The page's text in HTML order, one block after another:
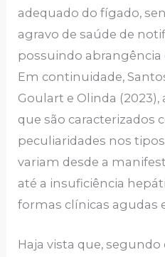
adequado do fígado,
agravo de saúde de
possuindo abrangência
Em continuidade,
Goulart e Olinda
que são caracterizados
peculiaridades nos tipos
variam desde a
até a insuficiência
formas clínicas agudas
Haja vista que,